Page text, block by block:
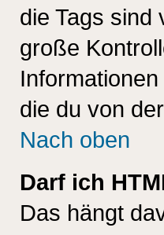
die Tags sind
große
die du von
Nach oben
Darf ich
Das hängt